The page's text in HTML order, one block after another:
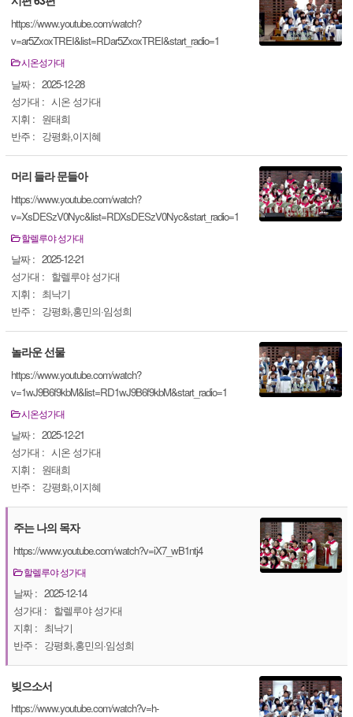
https://www.youtube.com/watch?
v=ar5ZxoxTREI&list=RDar5ZxoxTREI&start_radio=1
시온성가대
날짜 : 2025-12-28
성가대 : 시온 성가대
지휘 : 원태희
반주 : 강평화,이지혜
머리 들라 문들아
https://www.youtube.com/watch?
v=XsDESzV0Nyc&list=RDXsDESzV0Nyc&start_radio=1
할렐루야 성가대
날짜 : 2025-12-21
성가대 : 할렐루야 성가대
지휘 : 최낙기
반주 : 강평화,홍민의·임성희
놀라운 선물
https://www.youtube.com/watch?
v=1wJ9B6f9kbM&list=RD1wJ9B6f9kbM&start_radio=1
시온성가대
날짜 : 2025-12-21
성가대 : 시온 성가대
지휘 : 원태희
반주 : 강평화,이지혜
주는 나의 목자
https://www.youtube.com/watch?v=iX7_wB1ntj4
할렐루야 성가대
날짜 : 2025-12-14
성가대 : 할렐루야 성가대
지휘 : 최낙기
반주 : 강평화,홍민의·임성희
빚으소서
https://www.youtube.com/watch?v=h-